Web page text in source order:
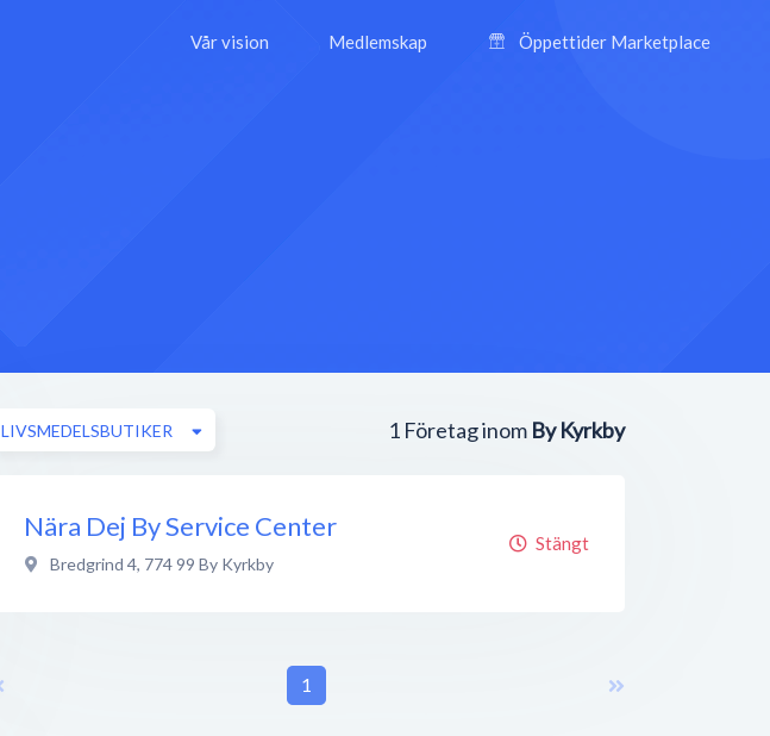
Vår vision Medlemskap Öppettider Marketplace
1 Företag inom By Kyrkby
LIVSMEDELSBUTIKER
Nära Dej By Service Center
Bredgrind 4, 774 99 By Kyrkby
Stängt
1